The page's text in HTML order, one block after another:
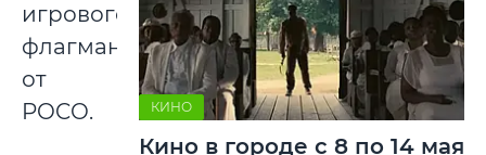
игрового
флагмана
от
POCO.
КИНО
Кино в городе с 8 по 14 мая